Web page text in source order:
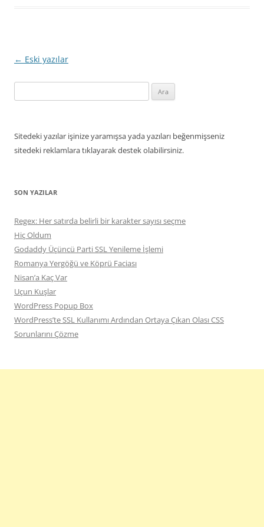
Yazı
← Eski yazılar
Sitedeki yazılar işinize yaramışsa yada yazıları beğenmişseniz
sitedeki reklamlara tıklayarak destek olabilirsiniz.
SON YAZILAR
Regex: Her satırda belirli bir karakter sayısı seçme
Hiç Oldum
Godaddy Üçüncü Parti SSL Yenileme İşlemi
Romanya Yergöğü ve Köprü Faciası
Nisan’a Kaç Var
Uçun Kuşlar
WordPress Popup Box
WordPress’te SSL Kullanımı Ardından Ortaya Çıkan Olası CSS
Sorunlarını Çözme